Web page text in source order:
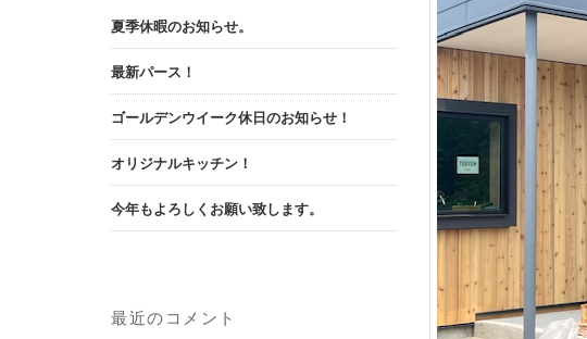
夏季休暇のお知らせ。
最新パース！
ゴールデンウイーク休日のお知らせ！
オリジナルキッチン！
今年もよろしくお願い致します。
最近のコメント